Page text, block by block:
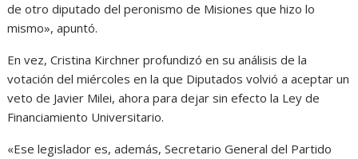
de otro diputado del peronismo de Misiones que hizo lo
mismo», apuntó.
En vez, Cristina Kirchner profundizó en su análisis de la
votación del miércoles en la que Diputados volvió a aceptar un
veto de Javier Milei, ahora para dejar sin efecto la Ley de
Financiamiento Universitario.
«Ese legislador es, además, Secretario General del Partido